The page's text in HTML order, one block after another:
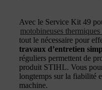
Avec le Service Kit 49
motobineuses
tout le nécessaire pour
travaux d’entretien
réguliers permettent de
produit STIHL. Vous
longtemps sur la fiabilité
machine.